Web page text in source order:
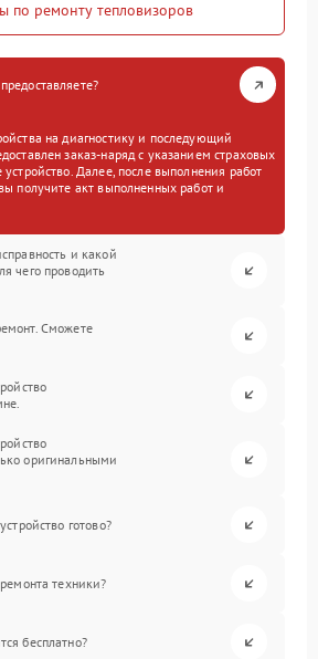
по ремонту тепловизоров
на диагностику и последующий
заказ-наряд с указанием страховых
устройство. Далее, после выполнения работ
получите акт выполненных работ и
и какой
чего проводить
Сможете
оригинальными
готово?
техники?
бесплатно?